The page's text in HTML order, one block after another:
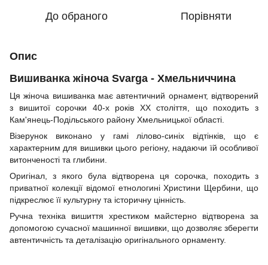
До обраного Порівняти
Опис
Вишиванка жіноча Svarga - Хмельниччина
Ця жіноча вишиванка має автентичний орнамент, відтворений
з вишитої сорочки 40-х років XX століття, що походить з
Кам'янець-Подільського району Хмельницької області.
Візерунок виконано у гамі лілово-синіх відтінків, що є
характерним для вишивки цього регіону, надаючи їй особливої
витонченості та глибини.
Оригінал, з якого була відтворена ця сорочка, походить з
приватної колекції відомої етнологині Христини Щербини, що
підкреслює її культурну та історичну цінність.
Ручна техніка вишиття хрестиком майстерно відтворена за
допомогою сучасної машинної вишивки, що дозволяє зберегти
автентичність та деталізацію оригінального орнаменту.